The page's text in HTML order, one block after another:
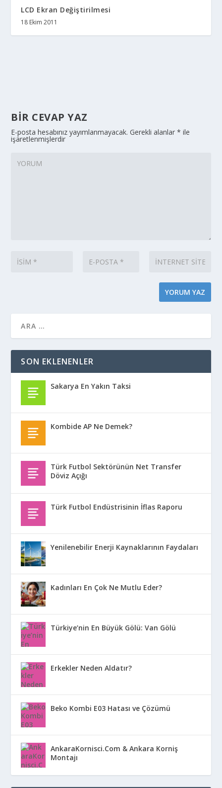
LCD Ekran Değiştirilmesi
18 Ekim 2011
BIR CEVAP YAZ
E-posta hesabınız yayımlanmayacak. Gerekli alanlar* ile
işaretlenmişlerdir
SON EKLENENLER
Sakarya En Yakın Taksi
Kombide AP Ne Demek?
Türk Futbol Sektörünün Net Transfer
Döviz Açığı
Türk Futbol Endüstrisinin İflas Raporu
Yenilenebilir Enerji Kaynaklarının Faydaları
Kadınları En Çok Ne Mutlu Eder?
Türkiye’nin En Büyük Gölü: Van Gölü
Erkekler Neden Aldatır?
Beko Kombi E03 Hatası ve Çözümü
AnkaraKornisci.Com & Ankara Korniş
Montajı